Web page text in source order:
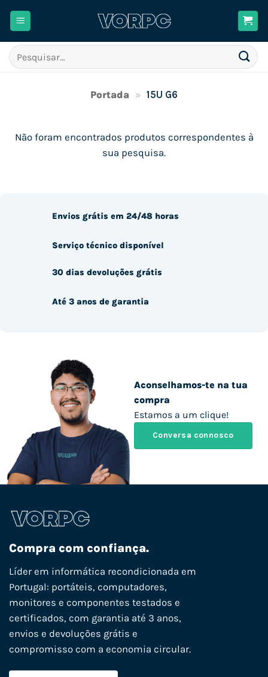
Pesquisar
por:
Portada » 15U G6
Não foram encontrados produtos correspondentes à
sua pesquisa.
Aconselhamos-te na tua
compra
Estamos a um clique!
Conversa connosco
Envios grátis em 24/48 horas
Serviço técnico disponível
30 dias devoluções grátis
Até 3 anos de garantia
Compra com confiança.
Líder em informática recondicionada em
Portugal: portáteis, computadores,
monitores e componentes testados e
certificados, com garantia até 3 anos,
envios e devoluções grátis e
compromisso com a economia circular.